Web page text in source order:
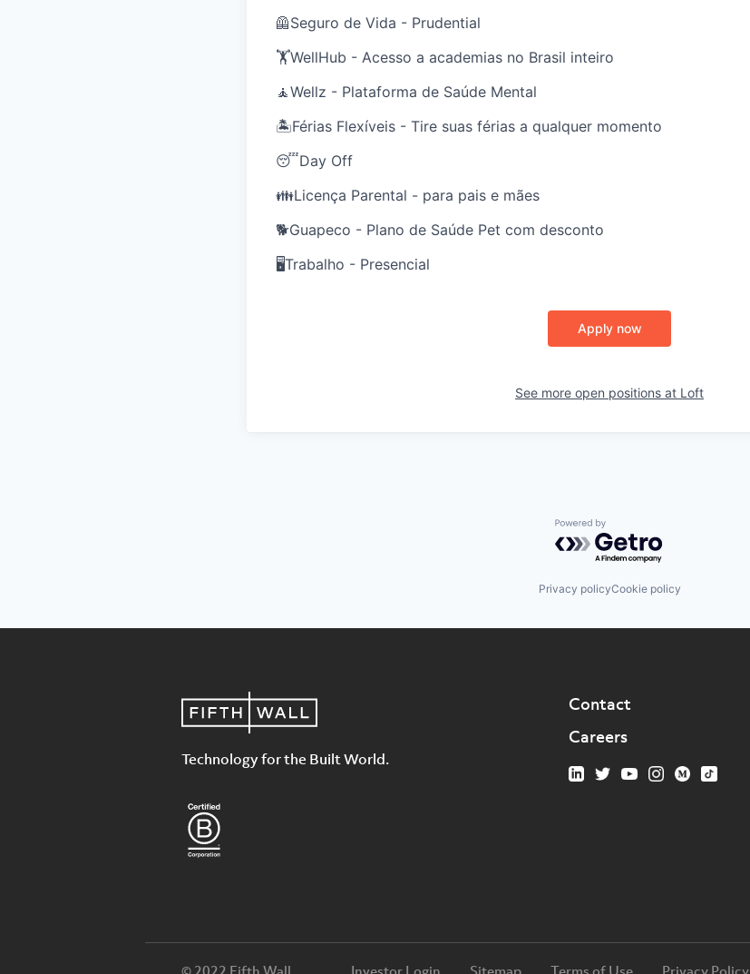
🦺Seguro de Vida - Prudential
🏋️WellHub - Acesso a academias no Brasil inteiro
🧘Wellz - Plataforma de Saúde Mental
🏝️Férias Flexíveis - Tire suas férias a qualquer momento
😴Day Off
👪Licença Parental - para pais e mães
🐕Guapeco - Plano de Saúde Pet com desconto
🖥️Trabalho - Presencial
Apply now
See more open positions at Loft
Powered by Getro.com
Privacy policyCookie policy
Technology for the Built World.
Contact
Careers